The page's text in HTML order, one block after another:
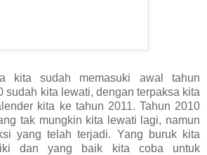
kita sudah memasuki awal tahun
sudah kita lewati, dengan terpaksa kita
kita ke tahun 2011. Tahun 2010
tak mungkin kita lewati lagi, namun
yang telah terjadi. Yang buruk kita
dan yang baik kita coba untuk